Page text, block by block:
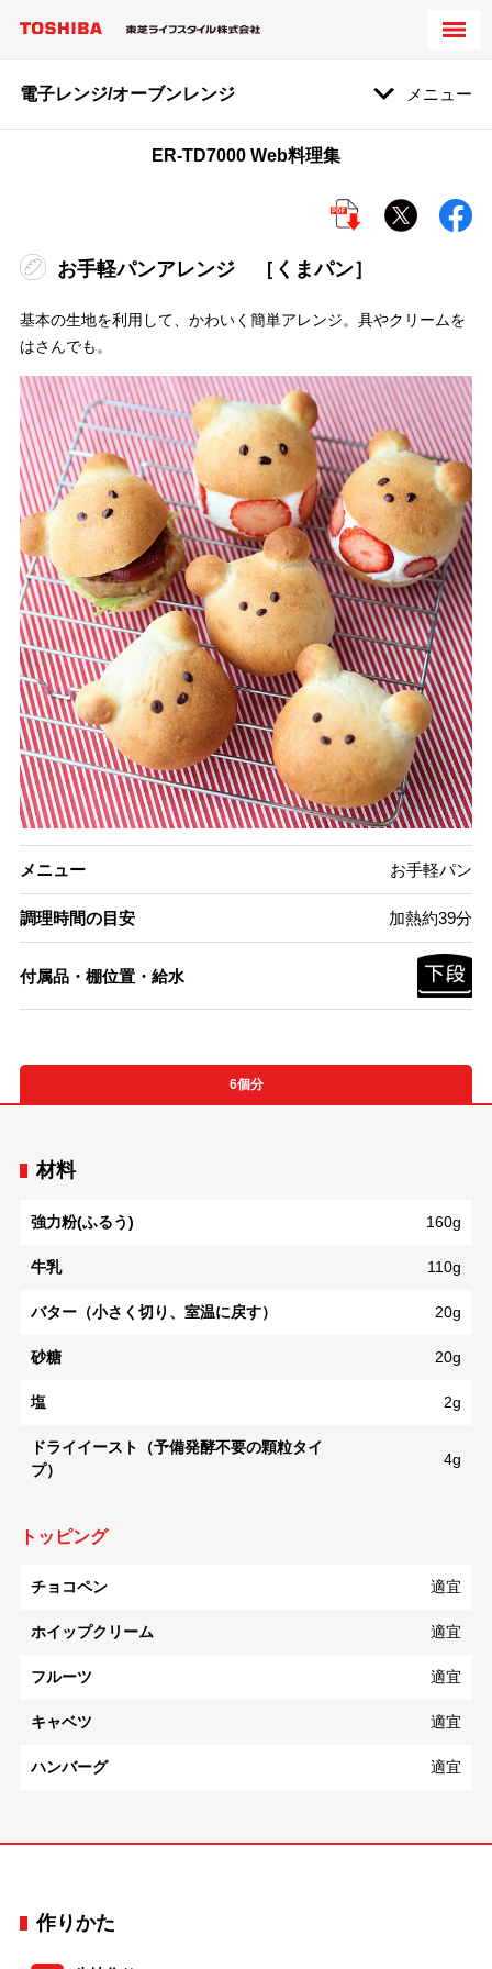
電子レンジ/オーブンレンジ メニュー
ER-TD7000 Web料理集
お手軽パンアレンジ ［くまパン］
基本の生地を利用して、かわいく簡単アレンジ。具やクリームを
はさんでも。
メニュー お手軽パン
調理時間の目安 加熱約39分
付属品・棚位置・給水
6個分
材料
強力粉(ふるう) 160g
牛乳 110g
バター（小さく切り、室温に戻す） 20g
砂糖 20g
塩 2g
ドライイースト（予備発酵不要の顆粒タイ
プ）
4g
トッピング
チョコペン 適宜
ホイップクリーム 適宜
フルーツ 適宜
キャベツ 適宜
ハンバーグ 適宜
作りかた